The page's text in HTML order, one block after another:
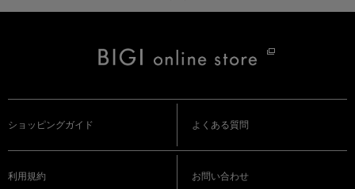
ショッピングガイド よくある質問
利用規約 お問い合わせ